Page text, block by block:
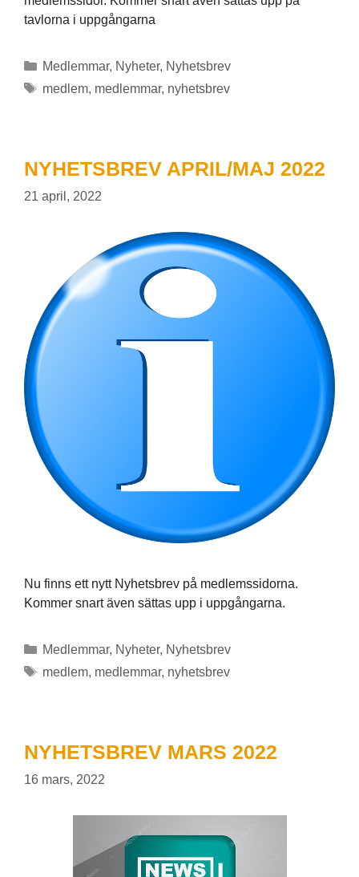
tavlorna i uppgångarna
Kategorier
Medlemmar, Nyheter, Nyhetsbrev
Etiketter
medlem, medlemmar, nyhetsbrev
NYHETSBREV APRIL/MAJ 2022
21 april, 2022
Nu finns ett nytt Nyhetsbrev på medlemssidorna.
Kommer snart även sättas upp i uppgångarna.
Kategorier
Medlemmar, Nyheter, Nyhetsbrev
Etiketter
medlem, medlemmar, nyhetsbrev
NYHETSBREV MARS 2022
16 mars, 2022